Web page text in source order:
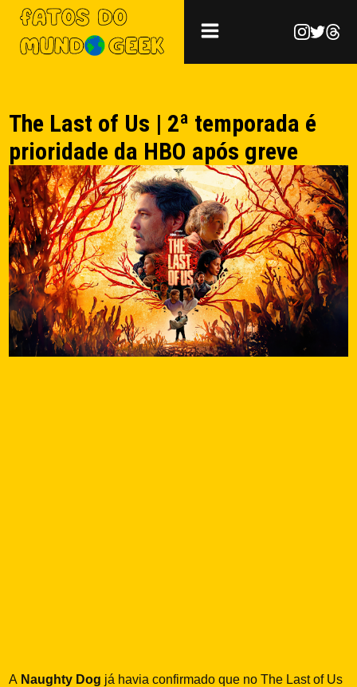
The Last of Us | 2ª temporada é
prioridade da HBO após greve
A Naughty Dog já havia confirmado que no The Last of Us